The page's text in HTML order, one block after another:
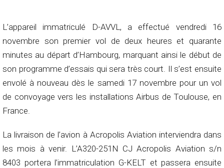
L’appareil immatriculé D-AVVL, a effectué vendredi 16
novembre son premier vol de deux heures et quarante
minutes au départ d’Hambourg, marquant ainsi le début de
son programme d’essais qui sera très court. Il s’est ensuite
envolé à nouveau dès le samedi 17 novembre pour un vol
de convoyage vers les installations Airbus de Toulouse, en
France.
La livraison de l’avion à Acropolis Aviation interviendra dans
les mois à venir. L’A320-251N CJ Acropolis Aviation s/n
8403 portera l’immatriculation G-KELT et passera ensuite